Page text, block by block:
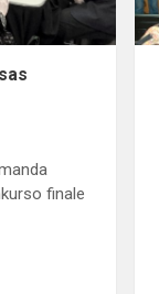
finale